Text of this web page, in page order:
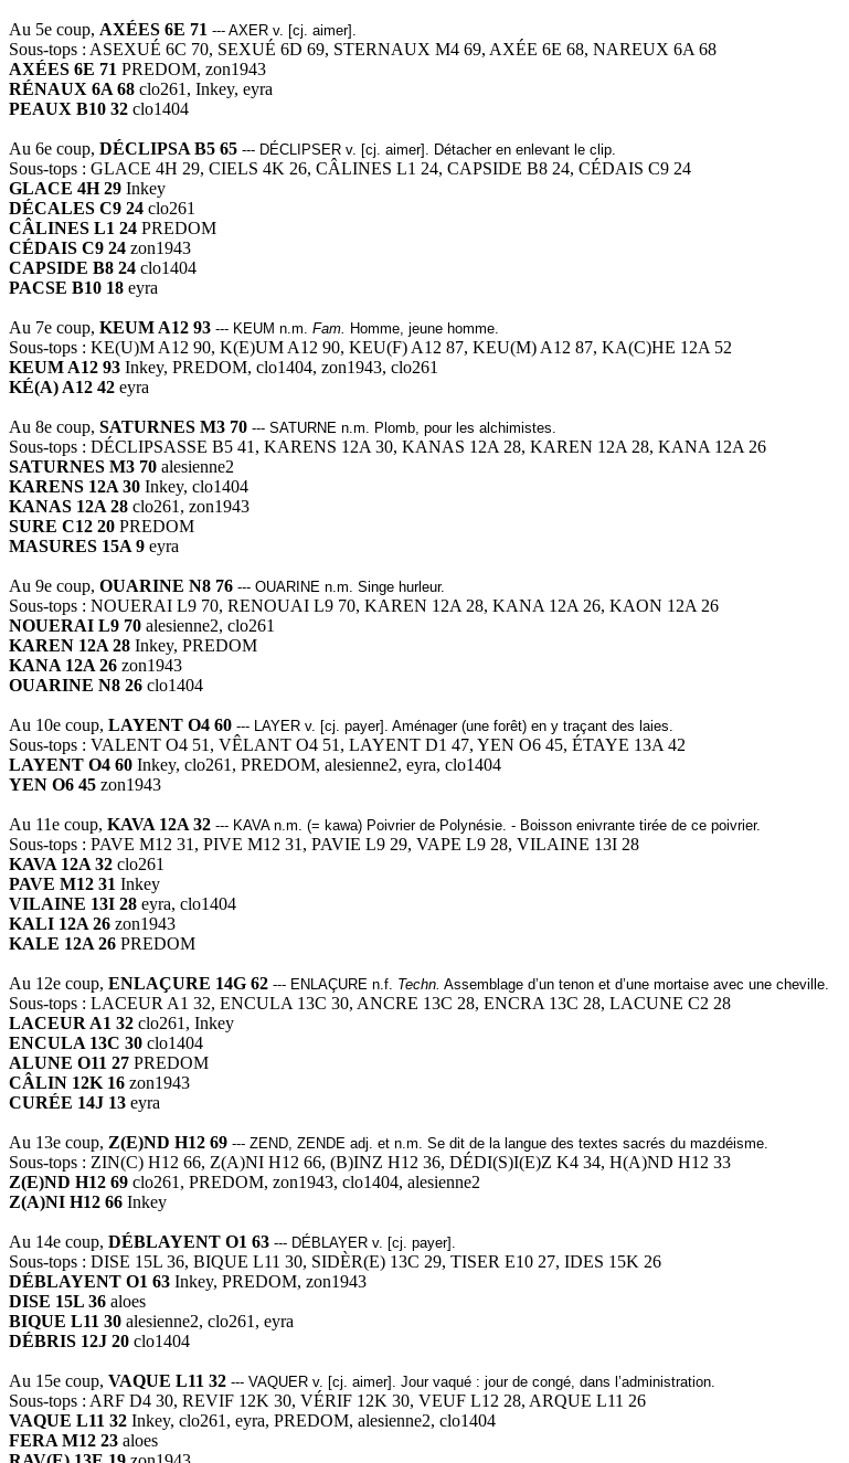
Au 5e coup, AXÉES 6E 71 --- AXER v. [cj. aimer].
Sous-tops : ASEXUÉ 6C 70, SEXUÉ 6D 69, STERNAUX M4 69, AXÉE 6E 68, NAREUX 6A 68
AXÉES 6E 71 PREDOM, zon1943
RÉNAUX 6A 68 clo261, Inkey, eyra
PEAUX B10 32 clo1404
Au 6e coup, DÉCLIPSA B5 65 --- DÉCLIPSER v. [cj. aimer]. Détacher en enlevant le clip.
Sous-tops : GLACE 4H 29, CIELS 4K 26, CÂLINES L1 24, CAPSIDE B8 24, CÉDAIS C9 24
GLACE 4H 29 Inkey
DÉCALES C9 24 clo261
CÂLINES L1 24 PREDOM
CÉDAIS C9 24 zon1943
CAPSIDE B8 24 clo1404
PACSE B10 18 eyra
Au 7e coup, KEUM A12 93 --- KEUM n.m. Fam. Homme, jeune homme.
Sous-tops : KE(U)M A12 90, K(E)UM A12 90, KEU(F) A12 87, KEU(M) A12 87, KA(C)HE 12A 52
KEUM A12 93 Inkey, PREDOM, clo1404, zon1943, clo261
KÉ(A) A12 42 eyra
Au 8e coup, SATURNES M3 70 --- SATURNE n.m. Plomb, pour les alchimistes.
Sous-tops : DÉCLIPSASSE B5 41, KARENS 12A 30, KANAS 12A 28, KAREN 12A 28, KANA 12A 26
SATURNES M3 70 alesienne2
KARENS 12A 30 Inkey, clo1404
KANAS 12A 28 clo261, zon1943
SURE C12 20 PREDOM
MASURES 15A 9 eyra
Au 9e coup, OUARINE N8 76 --- OUARINE n.m. Singe hurleur.
Sous-tops : NOUERAI L9 70, RENOUAI L9 70, KAREN 12A 28, KANA 12A 26, KAON 12A 26
NOUERAI L9 70 alesienne2, clo261
KAREN 12A 28 Inkey, PREDOM
KANA 12A 26 zon1943
OUARINE N8 26 clo1404
Au 10e coup, LAYENT O4 60 --- LAYER v. [cj. payer]. Aménager (une forêt) en y traçant des laies.
Sous-tops : VALENT O4 51, VÊLANT O4 51, LAYENT D1 47, YEN O6 45, ÉTAYE 13A 42
LAYENT O4 60 Inkey, clo261, PREDOM, alesienne2, eyra, clo1404
YEN O6 45 zon1943
Au 11e coup, KAVA 12A 32 --- KAVA n.m. (= kawa) Poivrier de Polynésie. - Boisson enivrante tirée de ce poivrier.
Sous-tops : PAVE M12 31, PIVE M12 31, PAVIE L9 29, VAPE L9 28, VILAINE 13I 28
KAVA 12A 32 clo261
PAVE M12 31 Inkey
VILAINE 13I 28 eyra, clo1404
KALI 12A 26 zon1943
KALE 12A 26 PREDOM
Au 12e coup, ENLAÇURE 14G 62 --- ENLAÇURE n.f. Techn. Assemblage d’un tenon et d’une mortaise avec une cheville.
Sous-tops : LACEUR A1 32, ENCULA 13C 30, ANCRE 13C 28, ENCRA 13C 28, LACUNE C2 28
LACEUR A1 32 clo261, Inkey
ENCULA 13C 30 clo1404
ALUNE O11 27 PREDOM
CÂLIN 12K 16 zon1943
CURÉE 14J 13 eyra
Au 13e coup, Z(E)ND H12 69 --- ZEND, ZENDE adj. et n.m. Se dit de la langue des textes sacrés du mazdéisme.
Sous-tops : ZIN(C) H12 66, Z(A)NI H12 66, (B)INZ H12 36, DÉDI(S)I(E)Z K4 34, H(A)ND H12 33
Z(E)ND H12 69 clo261, PREDOM, zon1943, clo1404, alesienne2
Z(A)NI H12 66 Inkey
Au 14e coup, DÉBLAYENT O1 63 --- DÉBLAYER v. [cj. payer].
Sous-tops : DISE 15L 36, BIQUE L11 30, SIDÈR(E) 13C 29, TISER E10 27, IDES 15K 26
DÉBLAYENT O1 63 Inkey, PREDOM, zon1943
DISE 15L 36 aloes
BIQUE L11 30 alesienne2, clo261, eyra
DÉBRIS 12J 20 clo1404
Au 15e coup, VAQUE L11 32 --- VAQUER v. [cj. aimer]. Jour vaqué : jour de congé, dans l’administration.
Sous-tops : ARF D4 30, REVIF 12K 30, VÉRIF 12K 30, VEUF L12 28, ARQUE L11 26
VAQUE L11 32 Inkey, clo261, eyra, PREDOM, alesienne2, clo1404
FERA M12 23 aloes